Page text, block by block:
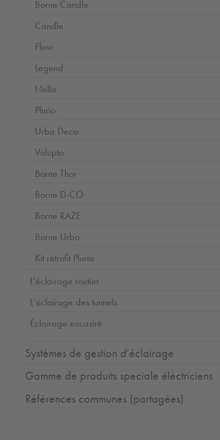
Borne Candle
Candle
Flow
Legend
Nella
Plurio
Urba Deco
Volupto
Borne Thor
Borne D-CO
Borne RAZE
Borne Urba
Kit rétrofit Plurio
L'éclairage routier
L’éclairage des tunnels
Éclairage encastré
Systèmes de gestion d'éclairage
Gamme de produits speciale éléctriciens
Références communes (partagées)